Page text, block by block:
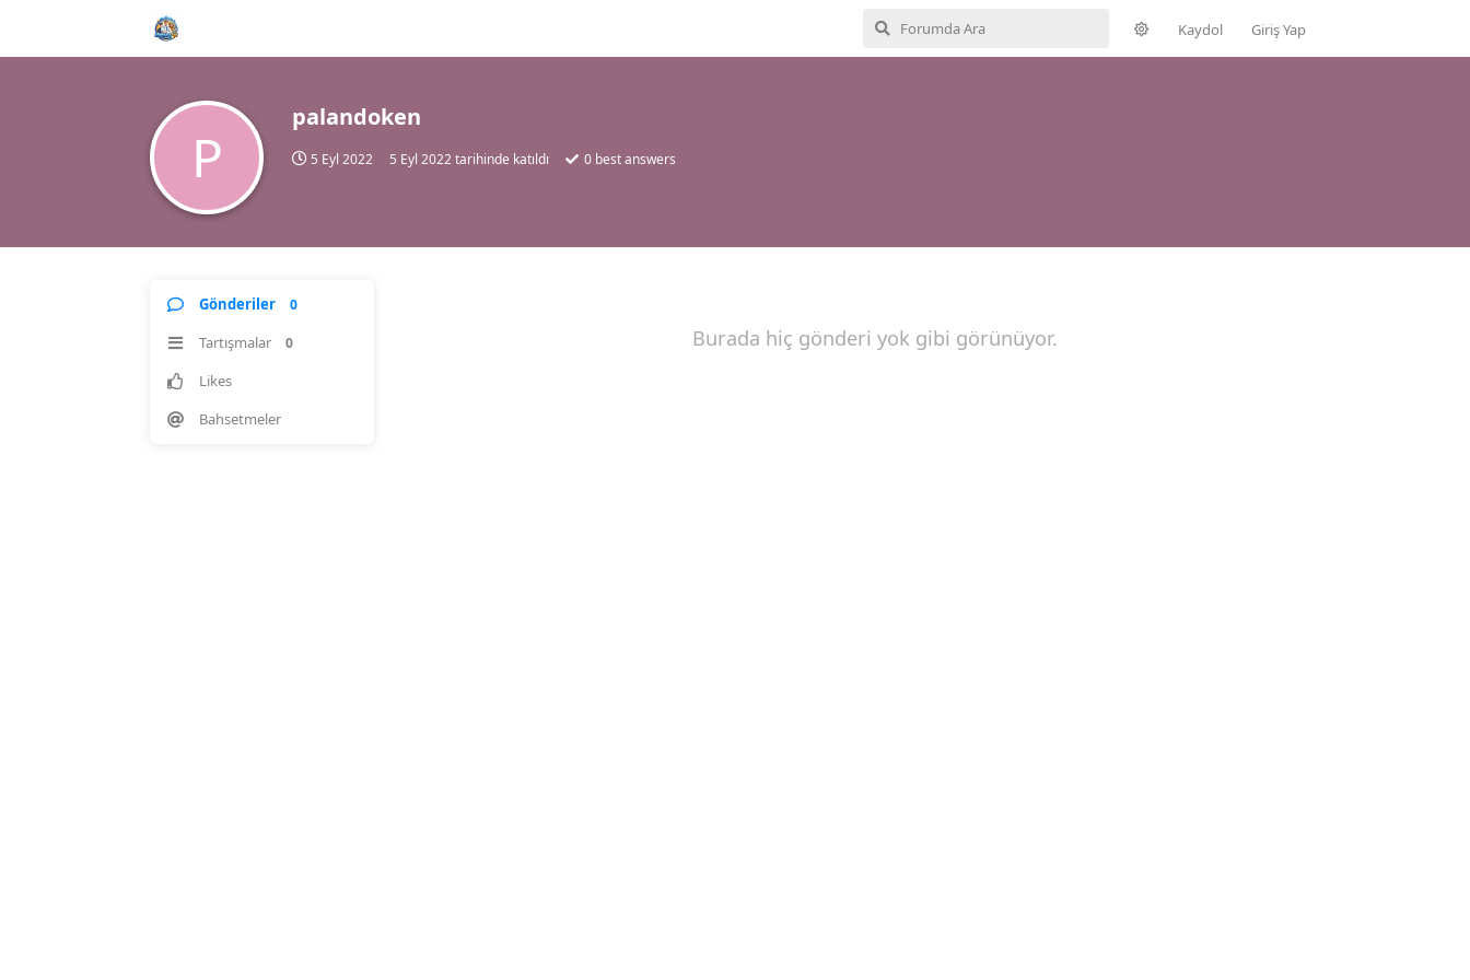
Kaydol Giriş Yap
P
palandoken
5 Eyl 2022 5 Eyl 2022tarihinde katıldı 0 best answers
Gönderiler 0
Tartışmalar 0
Likes
Bahsetmeler
Burada hiç gönderi yok gibi görünüyor.